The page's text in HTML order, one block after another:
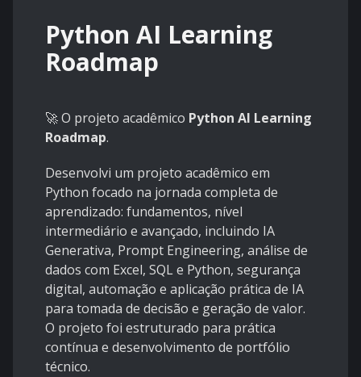
Python AI Learning
Roadmap
🚀 O projeto acadêmico Python AI Learning
Roadmap.
Desenvolvi um projeto acadêmico em
Python focado na jornada completa de
aprendizado: fundamentos, nível
intermediário e avançado, incluindo IA
Generativa, Prompt Engineering, análise de
dados com Excel, SQL e Python, segurança
digital, automação e aplicação prática de IA
para tomada de decisão e geração de valor.
O projeto foi estruturado para prática
contínua e desenvolvimento de portfólio
técnico.